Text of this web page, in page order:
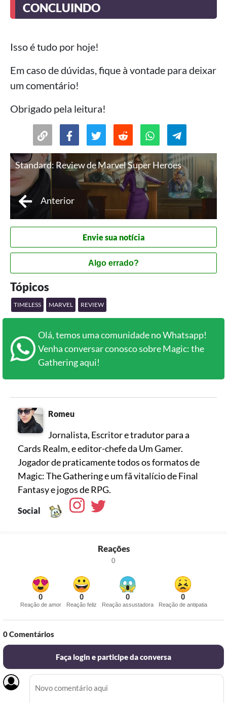
CONCLUINDO
Isso é tudo por hoje!
Em caso de dúvidas, fique à vontade para deixar
um comentário!
Obrigado pela leitura!
Standard: Review de Marvel Super Heroes
Anterior
Envie sua notícia
Algo errado?
Tópicos
TIMELESS MARVEL REVIEW
Olá, temos uma comunidade no Whatsapp!
Venha conversar conosco sobre Magic: the
Gathering aqui!
Romeu
Jornalista, Escritor e tradutor para a
Cards Realm, e editor-chefe da Um Gamer.
Jogador de praticamente todos os formatos de
Magic: The Gathering e um fã vitalício de Final
Social
Reações
0
0
Reação de amor
0
Reação feliz
0
Reação assustadora
0
Reação de antipatia
0Comentários
Faça login e participe da conversa